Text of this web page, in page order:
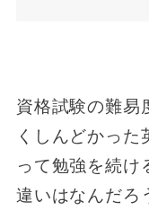
資格試験の難易
くしんどかっ
って勉強を続け
違いはなんだろ